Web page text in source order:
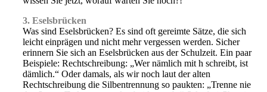
3. Eselsbrücken
Was sind Eselsbrücken? Es sind oft gereimte Sätze, die sich
leicht einprägen und nicht mehr vergessen werden. Sicher
erinnern Sie sich an Eselsbrücken aus der Schulzeit. Ein paar
Beispiele: Rechtschreibung: „Wer nämlich mit h schreibt, ist
dämlich.“ Oder damals, als wir noch laut der alten
Rechtschreibung die Silbentrennung so paukten: „Trenne nie